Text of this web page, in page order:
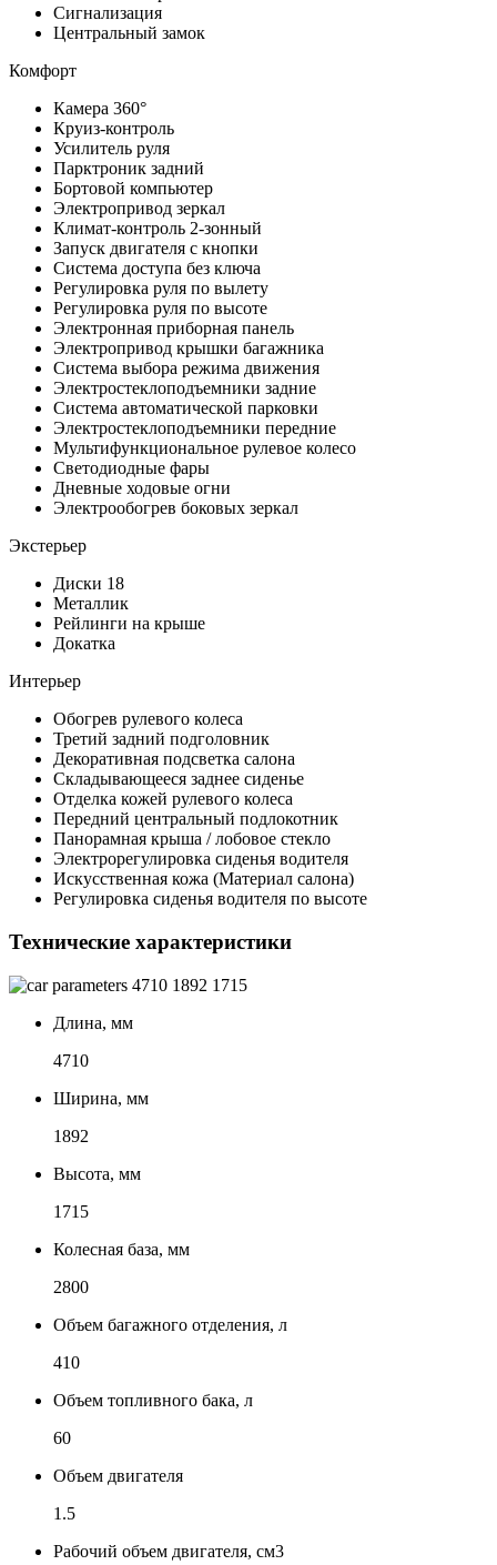
Сигнализация
Центральный замок
Комфорт
Камера 360°
Круиз-контроль
Усилитель руля
Парктроник задний
Бортовой компьютер
Электропривод зеркал
Климат-контроль 2-зонный
Запуск двигателя с кнопки
Система доступа без ключа
Регулировка руля по вылету
Регулировка руля по высоте
Электронная приборная панель
Электропривод крышки багажника
Система выбора режима движения
Электростеклоподъемники задние
Система автоматической парковки
Электростеклоподъемники передние
Мультифункциональное рулевое колесо
Светодиодные фары
Дневные ходовые огни
Электрообогрев боковых зеркал
Экстерьер
Диски 18
Металлик
Рейлинги на крыше
Докатка
Интерьер
Обогрев рулевого колеса
Третий задний подголовник
Декоративная подсветка салона
Складывающееся заднее сиденье
Отделка кожей рулевого колеса
Передний центральный подлокотник
Панорамная крыша / лобовое стекло
Электрорегулировка сиденья водителя
Искусственная кожа (Материал салона)
Регулировка сиденья водителя по высоте
Технические характеристики
4710 1892 1715
Длина, мм
4710
Ширина, мм
1892
Высота, мм
1715
Колесная база, мм
2800
Объем багажного отделения, л
410
Объем топливного бака, л
60
Объем двигателя
1.5
Рабочий объем двигателя, см3